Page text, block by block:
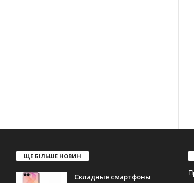
ЩЕ БІЛЬШЕ НОВИН
Складные смартфоны